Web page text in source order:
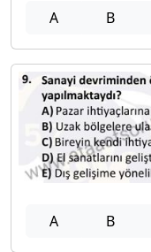
A B
A B